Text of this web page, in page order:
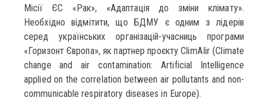
Місії ЄС «Рак», «Адаптація до зміни клімату».
Необхідно відмітити, що БДМУ є одним з лідерів
серед українських організацій-учасниць програми
«Горизонт Європа», як партнер проєкту ClimAIir (Climate
change and air contamination: Artificial Intelligence
applied on the correlation between air pollutants and non-
communicable respiratory diseases in Europe).